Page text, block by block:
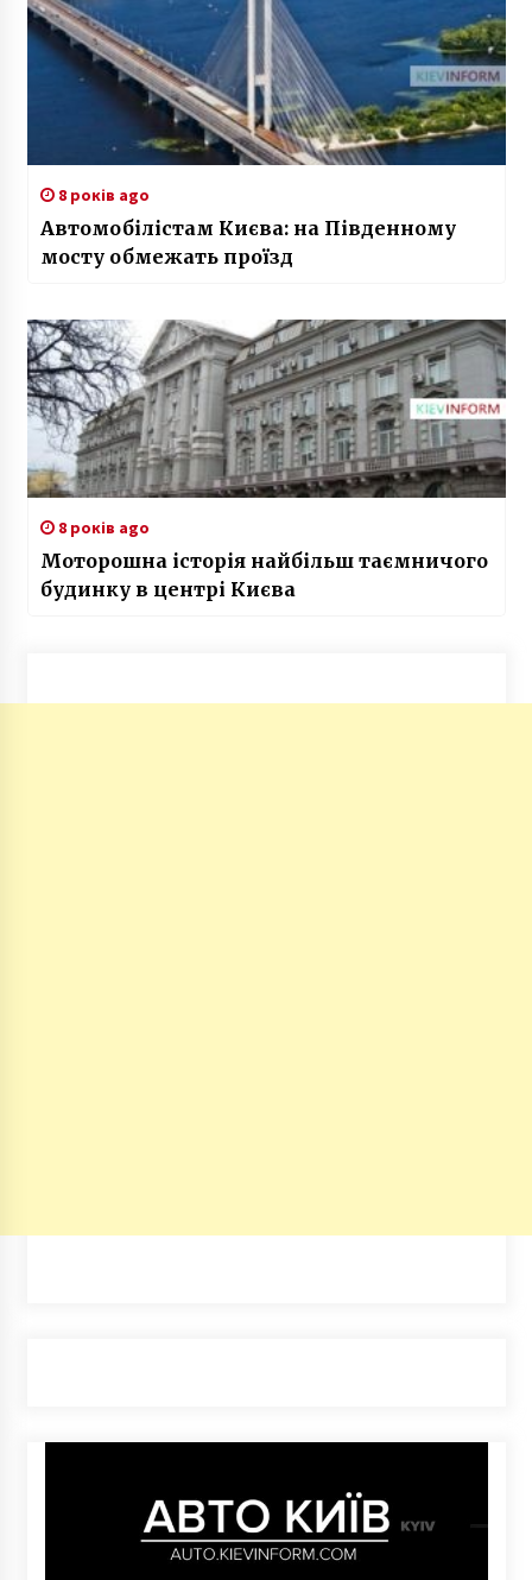
8 років ago
Автомобілістам Києва: на Південному
мосту обмежать проїзд
8 років ago
Моторошна історія найбільш таємничого
будинку в центрі Києва